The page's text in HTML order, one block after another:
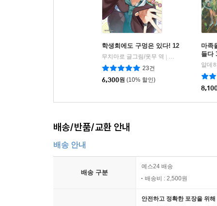
학생회에도 구멍은 있다! 12
무치마로 글그림/옷무 역
소미미디어
23건
6,300원 (10% 할인)
마족
들다
알데
배송/반품/교환 안내
배송 안내
배송 구분
예스24 배송
배송비 : 2,500원
안전하고 정확한 포장을 위